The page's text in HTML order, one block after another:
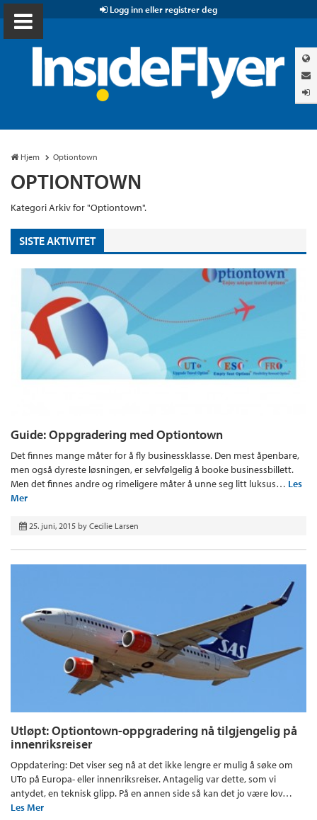
Logg inn eller registrer deg
Hjem Optiontown
OPTIONTOWN
Kategori Arkiv for "Optiontown".
SISTE AKTIVITET
Guide: Oppgradering med Optiontown
Det finnes mange måter for å fly businessklasse. Den mest åpenbare,
men også dyreste løsningen, er selvfølgelig å booke businessbillett.
Men det finnes andre og rimeligere måter å unne seg litt luksus… Les
Mer
25. juni, 2015 by Cecilie Larsen
Utløpt: Optiontown-oppgradering nå tilgjengelig på
innenriksreiser
Oppdatering: Det viser seg nå at det ikke lengre er mulig å søke om
UTo på Europa- eller innenriksreiser. Antagelig var dette, som vi
antydet, en teknisk glipp. På en annen side så kan det jo være lov…
Les Mer